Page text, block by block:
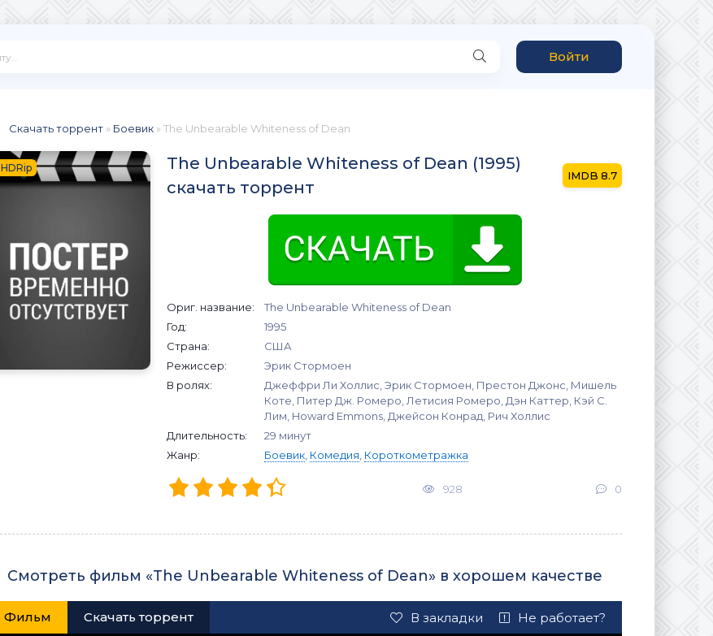
Войти
Скачать торрент » Боевик » The Unbearable Whiteness of Dean
HDRip
The Unbearable Whiteness of Dean (1995)
скачать торрент
8.7
Ориг. название:
The Unbearable Whiteness of Dean
Год:
1995
Страна:
США
Режиссер:
Эрик Стормоен
В ролях:
Джеффри Ли Холлис, Эрик Стормоен, Престон Джонс, Мишель
Коте, Питер Дж. Ромеро, Летисия Ромеро, Дэн Каттер, Кэй С.
Лим, Howard Emmons, Джейсон Конрад, Рич Холлис
Длительность:
29 минут
Жанр:
Боевик Комедия Короткометражка
928 0
Смотреть фильм «The Unbearable Whiteness of Dean» в хорошем качестве
Фильм Скачать торрент В закладки Не работает?